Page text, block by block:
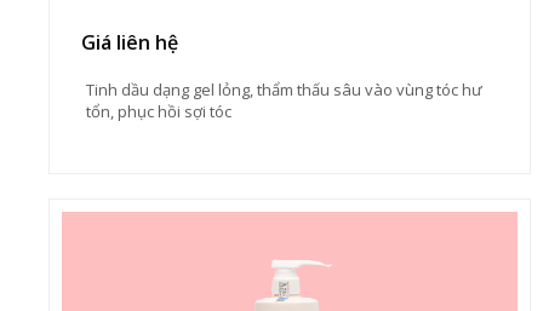
Giá liên hệ
Tinh dầu dạng gel lỏng, thẩm thấu sâu vào vùng tóc hư
tổn, phục hồi sợi tóc